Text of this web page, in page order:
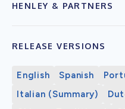
HENLEY & PARTNERS
RELEASE VERSIONS
English Spanish
Italian (Summary)